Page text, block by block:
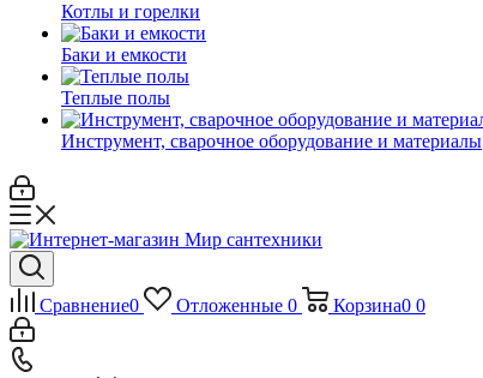
Котлы и горелки
Баки и емкости
Теплые полы
Инструмент, сварочное оборудование и материалы
Сравнение0 Отложенные 0 Корзина0 0